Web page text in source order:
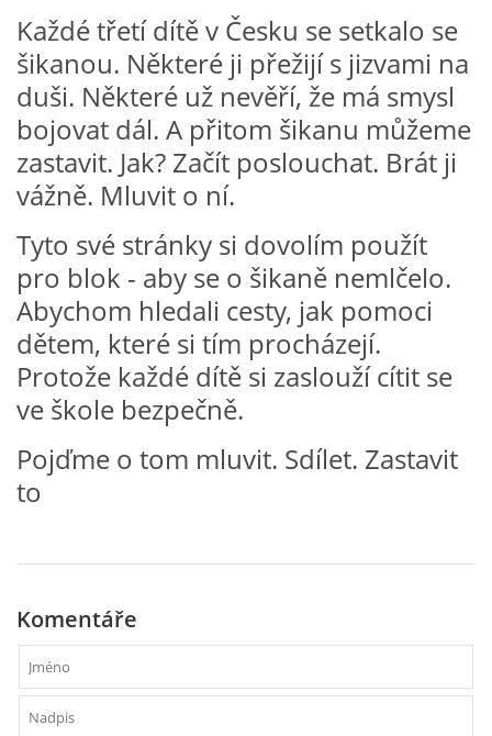
VÝTVARNÉ AKTIVITY - LÉTO
VÝTVARNÉ AKTIVITY - PODZIM
VÝTVARNÉ AKTIVITY - ZIMA
CHARAKTERISTIKA ROČNÍCH OBDOBÍ
HÁDANKY K TÉMATU JARO, LÉTO, PODZIM,ZIMA
PÍSNĚ K TÉMATU JARO
POHYBOVÉ AKTIVITY NA TÉMA JARO
BÁSNĚ K TÉMATU LÉTO
POHYBOVÉ AKTIVITY NA TÉMA LÉTO
Každé třetí dítě v Česku se setkalo se
šikanou. Některé ji přežijí s jizvami na
duši. Některé už nevěří, že má smysl
bojovat dál. A přitom šikanu můžeme
zastavit. Jak? Začít poslouchat. Brát ji
vážně. Mluvit o ní.
Tyto své stránky si dovolím použít
pro blok - aby se o šikaně nemlčelo.
Abychom hledali cesty, jak pomoci
dětem, které si tím procházejí.
Protože každé dítě si zaslouží cítit se
ve škole bezpečně.
Pojďme o tom mluvit. Sdílet. Zastavit
to
Komentáře